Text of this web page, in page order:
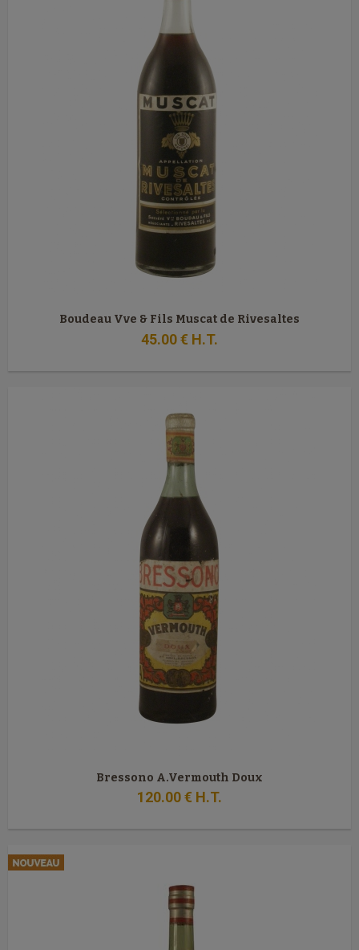
Boudeau Vve & Fils Muscat de Rivesaltes
45.00€ H.T.
Bressono A.Vermouth Doux
120.00€ H.T.